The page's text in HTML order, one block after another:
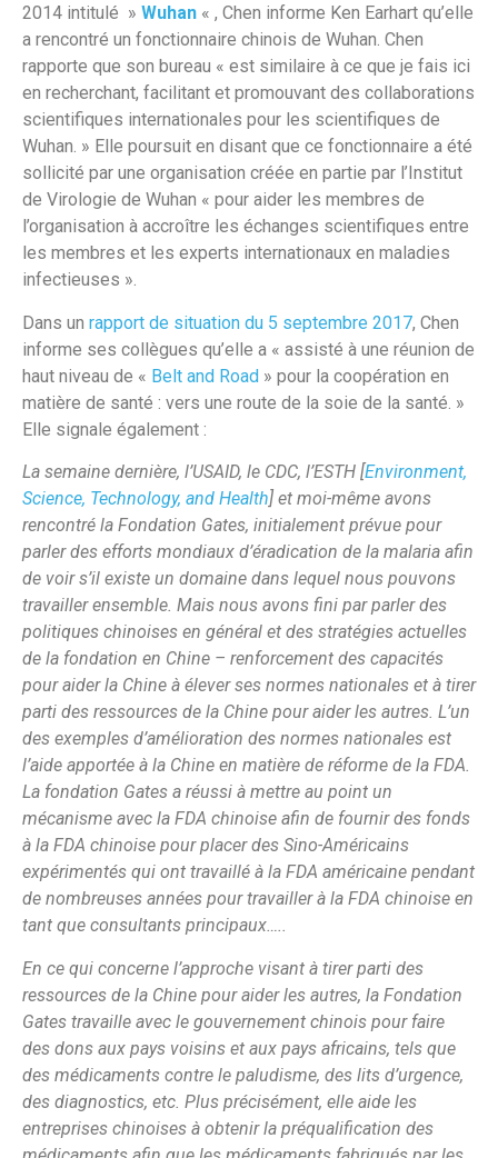
2014 intitulé » Wuhan « , Chen informe Ken Earhart qu’elle
a rencontré un fonctionnaire chinois de Wuhan. Chen
rapporte que son bureau « est similaire à ce que je fais ici
en recherchant, facilitant et promouvant des collaborations
scientifiques internationales pour les scientifiques de
Wuhan. » Elle poursuit en disant que ce fonctionnaire a été
sollicité par une organisation créée en partie par l’Institut
de Virologie de Wuhan « pour aider les membres de
l’organisation à accroître les échanges scientifiques entre
les membres et les experts internationaux en maladies
infectieuses ».
Dans un rapport de situation du 5 septembre 2017, Chen
informe ses collègues qu’elle a « assisté à une réunion de
haut niveau de « Belt and Road » pour la coopération en
matière de santé : vers une route de la soie de la santé. »
Elle signale également :
La semaine dernière, l’USAID, le CDC, l’ESTH [Environment,
Science, Technology, and Health] et moi-même avons
rencontré la Fondation Gates, initialement prévue pour
parler des efforts mondiaux d’éradication de la malaria afin
de voir s’il existe un domaine dans lequel nous pouvons
travailler ensemble. Mais nous avons fini par parler des
politiques chinoises en général et des stratégies actuelles
de la fondation en Chine – renforcement des capacités
pour aider la Chine à élever ses normes nationales et à tirer
parti des ressources de la Chine pour aider les autres. L’un
des exemples d’amélioration des normes nationales est
l’aide apportée à la Chine en matière de réforme de la FDA.
La fondation Gates a réussi à mettre au point un
mécanisme avec la FDA chinoise afin de fournir des fonds
à la FDA chinoise pour placer des Sino-Américains
expérimentés qui ont travaillé à la FDA américaine pendant
de nombreuses années pour travailler à la FDA chinoise en
tant que consultants principaux…..
En ce qui concerne l’approche visant à tirer parti des
ressources de la Chine pour aider les autres, la Fondation
Gates travaille avec le gouvernement chinois pour faire
des dons aux pays voisins et aux pays africains, tels que
des médicaments contre le paludisme, des lits d’urgence,
des diagnostics, etc. Plus précisément, elle aide les
entreprises chinoises à obtenir la préqualification des